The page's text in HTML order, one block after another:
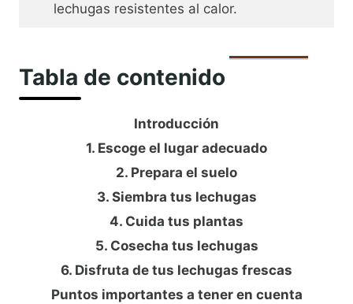
lechugas resistentes al calor.
Tabla de contenido
Introducción
1. Escoge el lugar adecuado
2. Prepara el suelo
3. Siembra tus lechugas
4. Cuida tus plantas
5. Cosecha tus lechugas
6. Disfruta de tus lechugas frescas
Puntos importantes a tener en cuenta